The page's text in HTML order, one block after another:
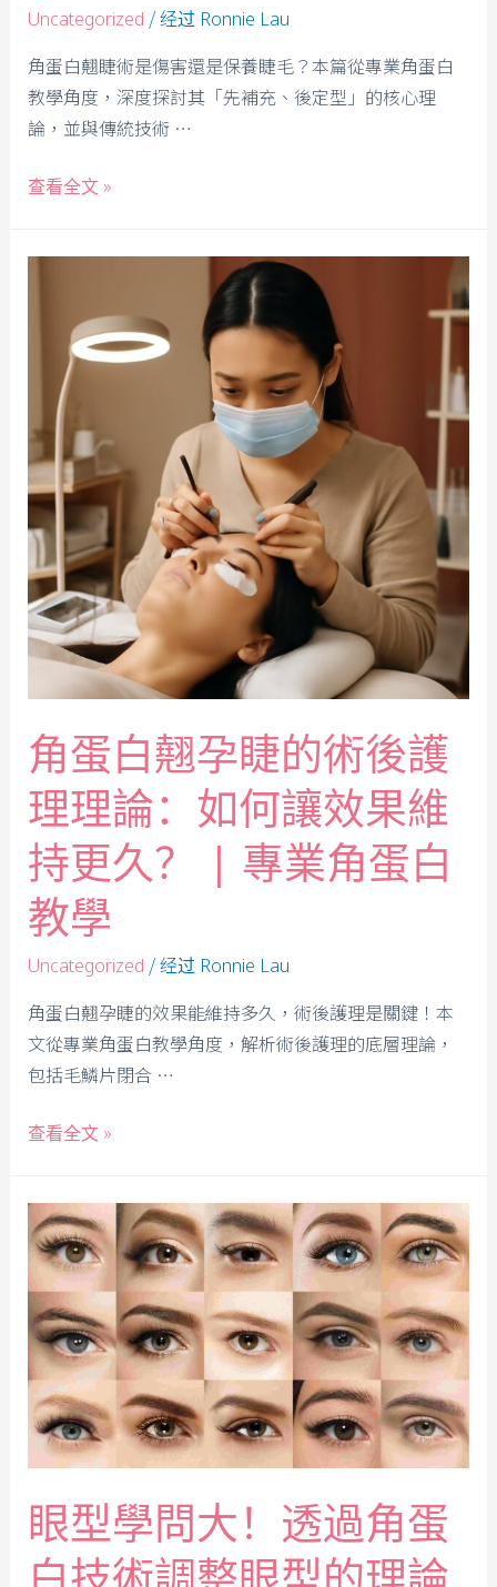
Uncategorized / 经过 Ronnie Lau
角蛋白翹睫術是傷害還是保養睫毛？本篇從專業角蛋白
教學角度，深度探討其「先補充、後定型」的核心理
論，並與傳統技術 …
查看全文 »
角蛋白翹孕睫的術後護
理理論：如何讓效果維
持更久？ | 專業角蛋白
教學
Uncategorized / 经过 Ronnie Lau
角蛋白翹孕睫的效果能維持多久，術後護理是關鍵！本
文從專業角蛋白教學角度，解析術後護理的底層理論，
包括毛鱗片閉合 …
查看全文 »
眼型學問大！透過角蛋